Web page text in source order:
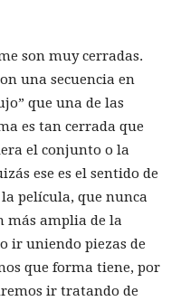
son muy cerradas.
una secuencia en
que una de las
es tan cerrada que
el conjunto o la
ese es el sentido de
película, que nunca
más amplia de la
ir uniendo piezas de
que forma tiene, por
ir tratando de